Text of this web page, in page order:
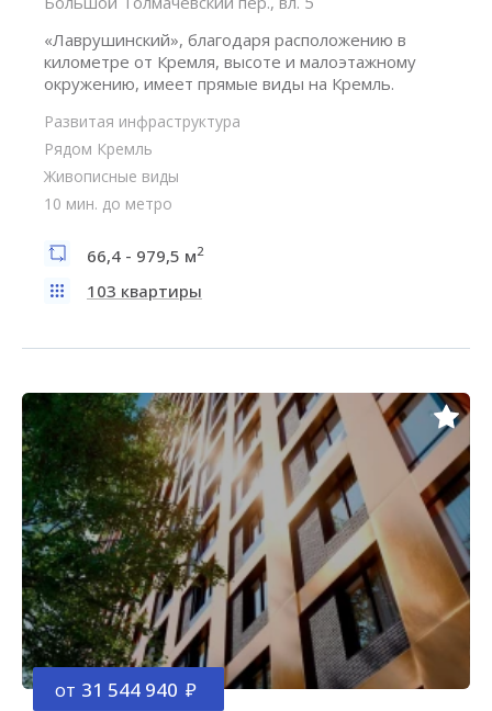
«Лаврушинский», благодаря расположению в
километре от Кремля, высоте и малоэтажному
окружению, имеет прямые виды на Кремль.
Развитая инфраструктура
Рядом Кремль
Живописные виды
10 мин. до метро
66,4 - 979,5 м2
103 квартиры
от 31 544 940